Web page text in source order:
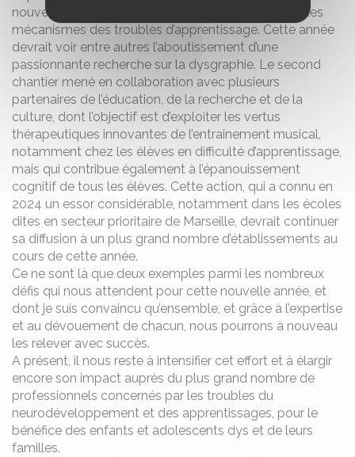
nouvelles connaissances sur les manifestations et les
mécanismes des troubles d’apprentissage. Cette année
devrait voir entre autres l’aboutissement d’une
passionnante recherche sur la dysgraphie. Le second
chantier mené en collaboration avec plusieurs
partenaires de l’éducation, de la recherche et de la
culture, dont l’objectif est d’exploiter les vertus
thérapeutiques innovantes de l’entraînement musical,
notamment chez les élèves en difficulté d’apprentissage,
mais qui contribue également à l’épanouissement
cognitif de tous les élèves. Cette action, qui a connu en
2024 un essor considérable, notamment dans les écoles
dites en secteur prioritaire de Marseille, devrait continuer
sa diffusion à un plus grand nombre d’établissements au
cours de cette année.
Ce ne sont là que deux exemples parmi les nombreux
défis qui nous attendent pour cette nouvelle année, et
dont je suis convaincu qu’ensemble, et grâce à l’expertise
et au dévouement de chacun, nous pourrons à nouveau
les relever avec succès.
A présent, il nous reste à intensifier cet effort et à élargir
encore son impact auprès du plus grand nombre de
professionnels concernés par les troubles du
neurodéveloppement et des apprentissages, pour le
bénéfice des enfants et adolescents dys et de leurs
familles.